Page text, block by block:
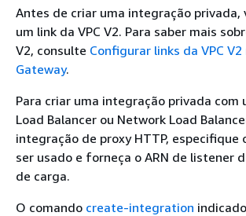
Antes de criar uma integração privada,
um link da VPC V2. Para saber mais
V2, consulte Configurar links da VPC V2
Gateway.
Para criar uma integração privada com
Load Balancer ou Network Load
integração de proxy HTTP, especifique
ser usado e forneça o ARN de listener
de carga.
O comando create-integration